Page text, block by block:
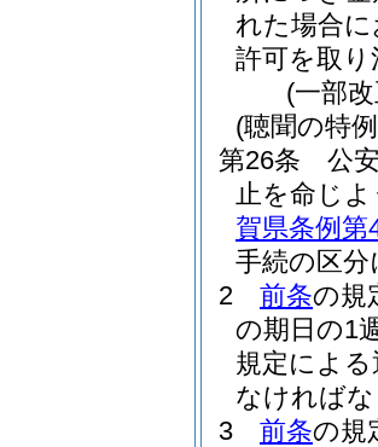
れた場合
許可を取
(一部
(聴聞の特
第26条
公
止を命じ
賀県条例第
手続の区
2
前条の規
の期日の1
規定によ
なければ
3
前条の規